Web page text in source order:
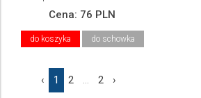
Cena: 76 PLN
do koszyka do schowka
‹ 1 2 ... 2 ›